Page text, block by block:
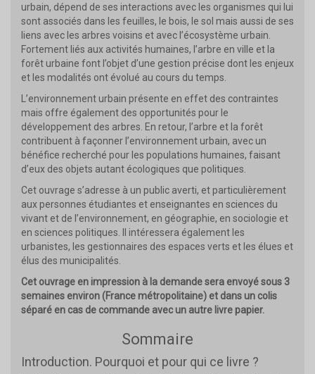
urbain, dépend de ses interactions avec les organismes qui lui
sont associés dans les feuilles, le bois, le sol mais aussi de ses
liens avec les arbres voisins et avec l’écosystème urbain.
Fortement liés aux activités humaines, l’arbre en ville et la
forêt urbaine font l’objet d’une gestion précise dont les enjeux
et les modalités ont évolué au cours du temps.
L’environnement urbain présente en effet des contraintes
mais offre également des opportunités pour le
développement des arbres. En retour, l’arbre et la forêt
contribuent à façonner l’environnement urbain, avec un
bénéfice recherché pour les populations humaines, faisant
d’eux des objets autant écologiques que politiques.
Cet ouvrage s’adresse à un public averti, et particulièrement
aux personnes étudiantes et enseignantes en sciences du
vivant et de l’environnement, en géographie, en sociologie et
en sciences politiques. Il intéressera également les
urbanistes, les gestionnaires des espaces verts et les élues et
élus des municipalités.
Cet ouvrage en impression à la demande sera envoyé sous 3
semaines environ (France métropolitaine) et dans un colis
séparé en cas de commande avec un autre livre papier.
Sommaire
Introduction. Pourquoi et pour qui ce livre ?